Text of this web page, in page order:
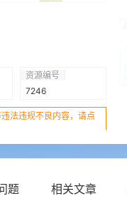
资源编号
7246
法违规不良内容，请点
题 相关文章